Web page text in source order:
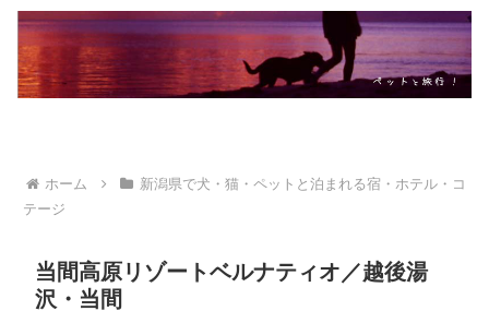
ホーム
新潟県で犬・猫・ペットと泊まれる宿・ホテル・コ
テージ
当間高原リゾートベルナティオ／越後湯
沢・当間